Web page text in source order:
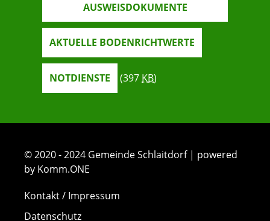
AUSWEISDOKUMENTE
AKTUELLE BODENRICHTWERTE
NOTDIENSTE (397 KB)
© 2020 - 2024 Gemeinde Schlaitdorf | powered
by Komm.ONE
Kontakt / Impressum
Datenschutz